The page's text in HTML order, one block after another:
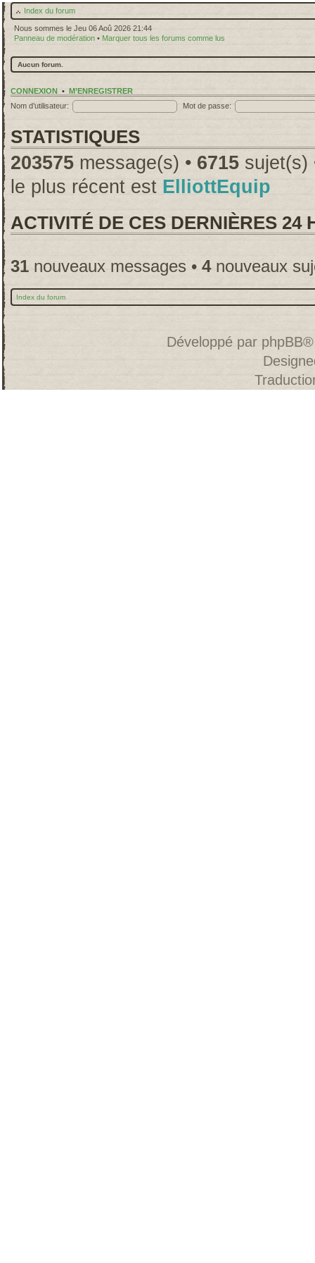
Index du forum
Nous sommes le Jeu 06 Aoû 2026 21:44
Panneau de modération • Marquer tous les forums comme lus
Aucun forum.
CONNEXION • M’ENREGISTRER
Nom d’utilisateur:
Mot de passe:
STATISTIQUES
203575 message(s) • 6715 sujet(s)
le plus récent est ElliottEquip
ACTIVITÉ DE CES DERNIÈRES 24
31 nouveaux messages • 4nouveaux
Index du forum
Développé par phpBB®